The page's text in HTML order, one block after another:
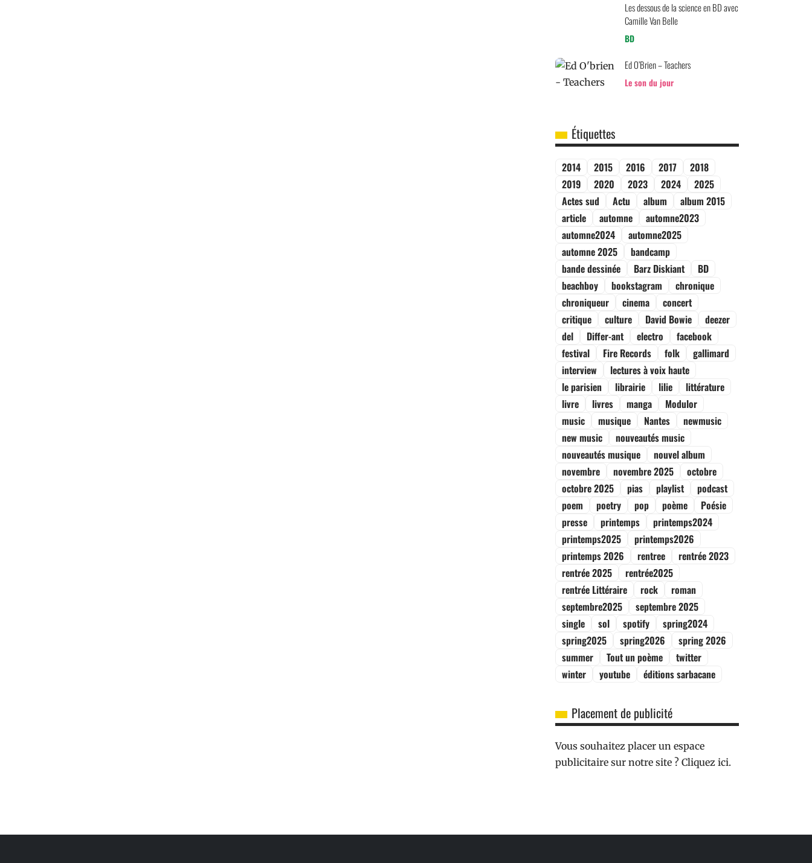
Les dessous de la science en BD avec
Camille Van Belle
BD
Ed O’Brien – Teachers
Le son du jour
Étiquettes
2014 2015 2016 2017
2018
2019
2020 2023 2024
2025
Actes sud
Actu album
album 2015
article
automne
automne2023
automne2024
automne2025
automne 2025
bandcamp
bande dessinée
Barz Diskiant
BD
beachboy
bookstagram
chronique
chroniqueur
cinema
concert
critique
culture David Bowie
deezer
del
Differ-ant electro
facebook
festival
Fire Records folk
gallimard
interview
lectures à voix haute
le parisien
librairie lilie
littérature
livre
livres manga
Modulor
music
musique Nantes
newmusic
new music
nouveautés music
nouveautés musique
nouvel album
novembre
novembre 2025
octobre
octobre 2025
pias playlist
podcast
poem
poetry pop poème
Poésie
presse
printemps
printemps2024
printemps2025
printemps2026
printemps 2026
rentree
rentrée 2023
rentrée 2025
rentrée2025
rentrée Littéraire
rock
roman
septembre2025
septembre 2025
single
sol spotify
spring2024
spring2025
spring2026
spring 2026
summer
Tout un poème
twitter
winter
youtube éditions sarbacane
Placement de publicité
Vous souhaitez placer un espace
publicitaire sur notre site ? Cliquez ici.